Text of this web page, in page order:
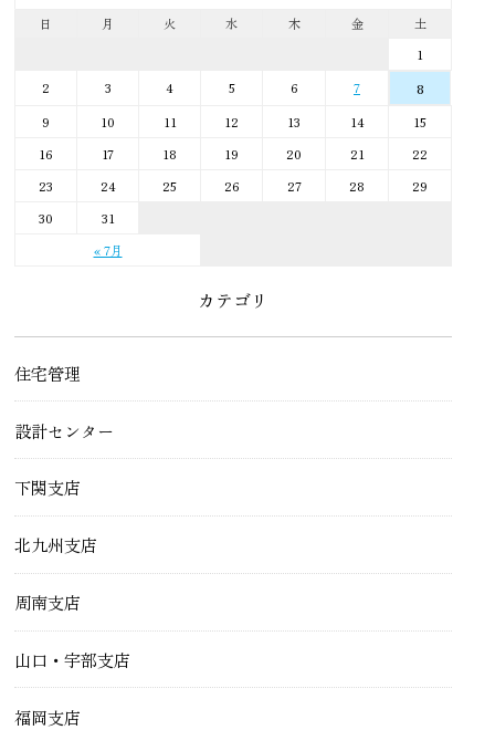
日
月 火 水 木 金 土
« 7月
1
2
3 4 5 6 7
8
9
10 11 12 13 14
15
16
17 18 19 20 21
22
23
24 25 26 27 28
29
30
31
カテゴリ
住宅管理
設計センター
下関支店
北九州支店
周南支店
山口・宇部支店
福岡支店